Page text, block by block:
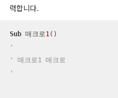
력합니다.
Sub 매크로1
'
' 매크로1 매크로
'